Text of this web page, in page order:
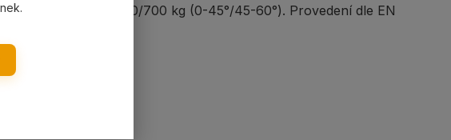
výběru, nosnost 950/700 kg (0-45°/45-60°). Provedení dle EN